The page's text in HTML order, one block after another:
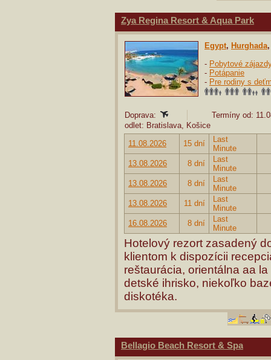
Zya Regina Resort & Aqua Park
Egypt, Hurghada
- Pobytové
- Potápanie
- Pre rodiny s
Doprava:
Termíny od:
odlet: Bratislava, Košice
11.08.2026
15 dní
Last
Minute
13.08.2026
8 dní
Last
Minute
13.08.2026
8 dní
Last
Minute
13.08.2026
11 dní
Last
Minute
16.08.2026
8 dní
Last
Minute
Hotelový rezort zasadený
klientom k dispozícii
reštaurácia, orientálna aa
detské ihrisko, niekoľko
diskotéka.
Bellagio Beach Resort & Spa